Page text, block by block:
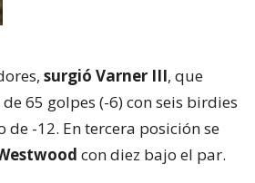
surgió Varner III, que
65 golpes (-6) con seis birdies
-12. En tercera posición se
con diez bajo el par.